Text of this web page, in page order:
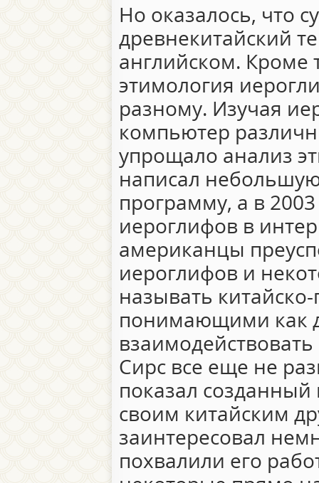
Но оказалось, что
древнекитайский
английском. Кроме
этимология
разному. Изучая
компьютер
упрощало анализ
написал
программу, а в
иероглифов в
американцы
иероглифов и
называть
понимающими как
Сирс все еще не
показал
своим китайским
заинтересовал
похвалили его